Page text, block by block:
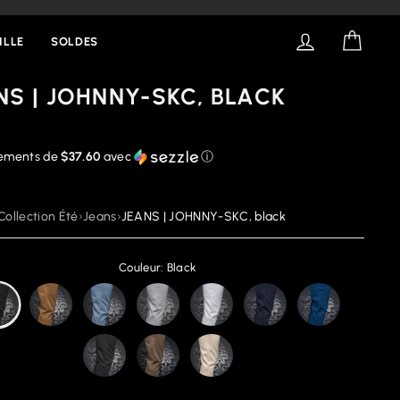
SOLDES SE
| JOHNNY-SKC, BLACK
de$37.60 avec ⓘ
Été›Jeans›JEANS | JOHNNY-SKC, black
Couleur: Black